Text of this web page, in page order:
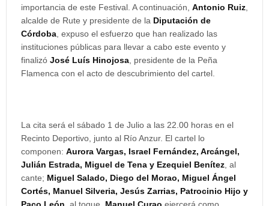
importancia de este Festival. A continuación, Antonio Ruiz
alcalde de Rute y presidente de la Diputación de
Córdoba , expuso el esfuerzo que han realizado las
instituciones públicas para llevar a cabo este evento y
finalizó José Luís Hinojosa , presidente de la Peña
Flamenca con el acto de descubrimiento del cartel.
La cita será el sábado 1 de Julio a las 22.00 horas en el
Recinto Deportivo, junto al Río Anzur. El cartel lo
componen: Aurora Vargas, Israel Fernández, Arcángel,
Julián Estrada, Miguel de Tena y Ezequiel Benítez , al
cante; Miguel Salado, Diego del Morao, Miguel Ángel
Cortés, Manuel Silveria, Jesús Zarrias, Patrocinio Hijo y